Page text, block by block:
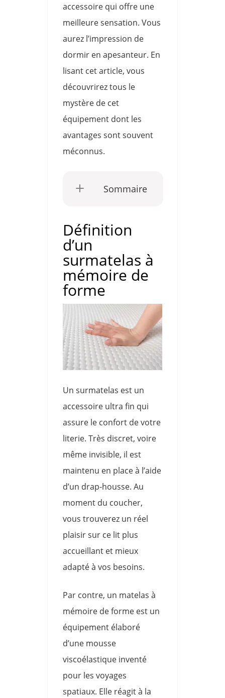
accessoire qui offre une
meilleure sensation. Vous
aurez l’impression de
dormir en apesanteur. En
lisant cet article, vous
découvrirez tous le
mystère de cet
équipement dont les
avantages sont souvent
méconnus.
Sommaire
Définition
d’un
surmatelas à
mémoire de
forme
Un surmatelas est un
accessoire ultra fin qui
assure le confort de votre
literie. Très discret, voire
même invisible, il est
maintenu en place à l’aide
d’un drap-housse. Au
moment du coucher,
vous trouverez un réel
plaisir sur ce lit plus
accueillant et mieux
adapté à vos besoins.
Par contre, un matelas à
mémoire de forme est un
équipement élaboré
d’une mousse
viscoélastique inventé
pour les voyages
spatiaux. Elle réagit à la